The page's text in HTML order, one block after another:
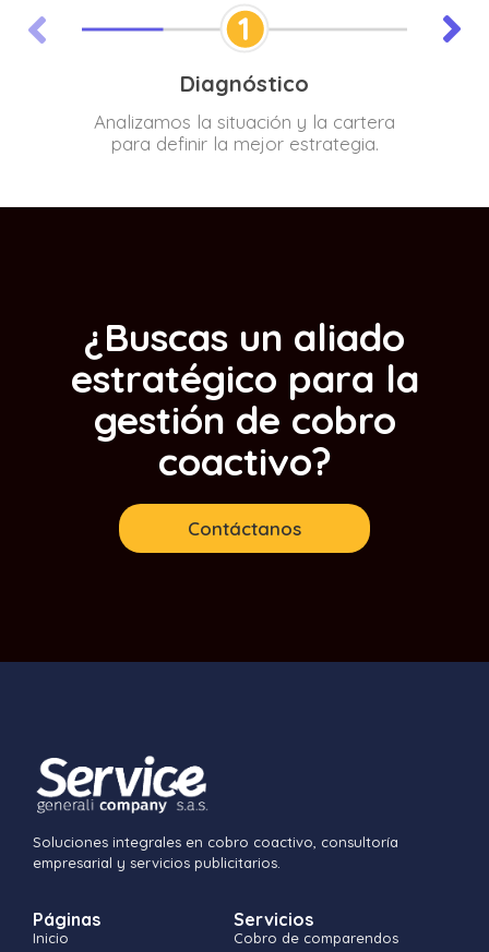
Diagnóstico
Analizamos la situación y la cartera
para definir la mejor estrategia.
¿Buscas un aliado
estratégico para la
gestión de cobro
coactivo?
Contáctanos
Soluciones integrales en cobro coactivo, consultoría
empresarial y servicios publicitarios.
Páginas
Inicio
Servicios
Cobro de comparendos